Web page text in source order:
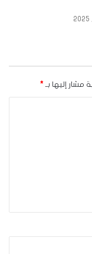
مشار إليها بـ *